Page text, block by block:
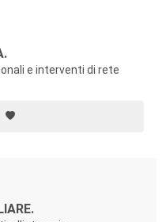
e interventi di rete